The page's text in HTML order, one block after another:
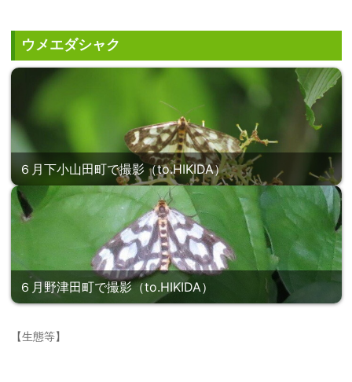
ウメエダシャク
６月下小山田町で撮影（to.HIKIDA）
６月野津田町で撮影（to.HIKIDA）
【生態等】